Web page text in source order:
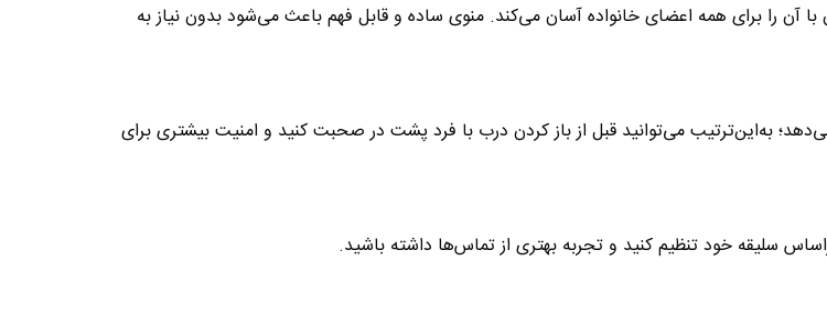
آن را برای همه اعضای خانواده آسان می‌کند. منوی ساده و قابل فهم باعث می‌شود بدون نیاز به
به شما می‌دهد؛ به‌این‌ترتیب می‌توانید قبل از باز کردن درب با فرد پشت در صحبت کنید و امنیت بیشتری برای
سلیقه خود تنظیم کنید و تجربه بهتری از تماس‌ها داشته باشید.